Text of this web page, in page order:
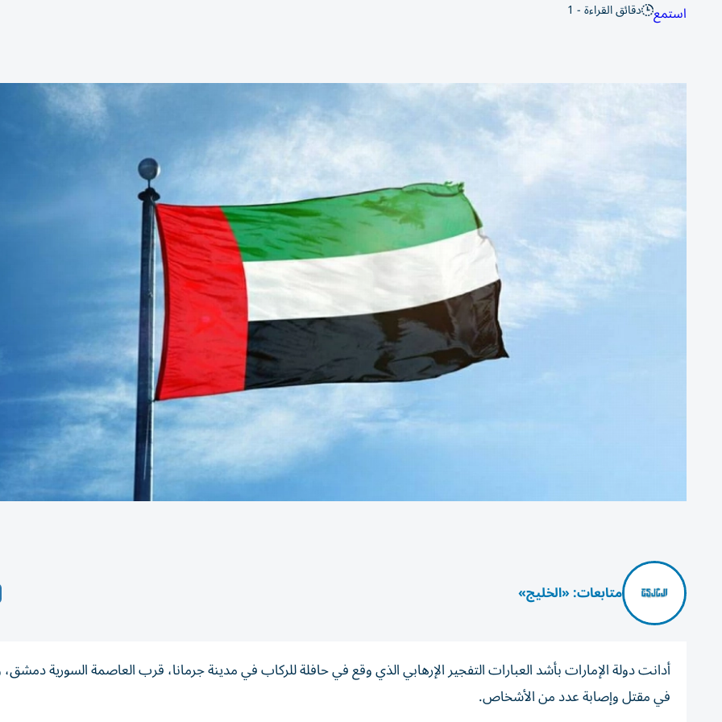
استمع دقائق القراءة - 1
متابعات: «الخليج»
أدانت دولة الإمارات بأشد العبارات التفجير الإرهابي الذي وقع في حافلة للركاب في مدينة جرمانا، قرب العاصمة السورية
في مقتل وإصابة عدد من الأشخاص.